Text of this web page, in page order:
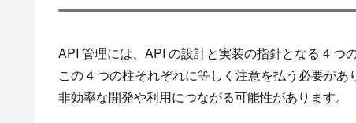
API 管理には、API の設計と実装の指針となる 4 つ
この 4 つの柱それぞれに等しく注意を払う必要があ
非効率な開発や利用につながる可能性があります。